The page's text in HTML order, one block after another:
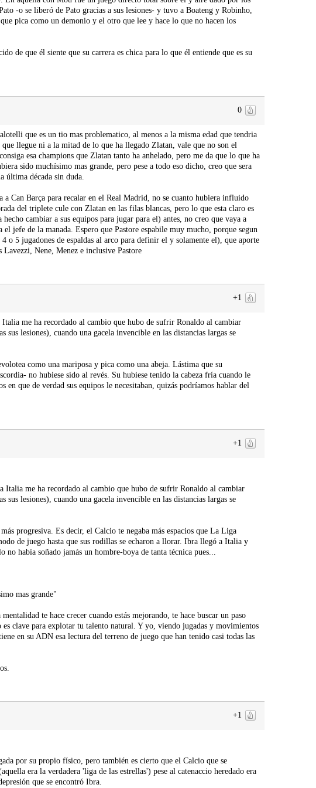
-o se liberó de Pato gracias a sus lesiones- y tuvo a Boateng y Robinho,
pica como un demonio y el otro que lee y hace lo que no hacen los
de que él siente que su carrera es chica para lo que él entiende que es su
0
que es un tio mas problematico, al menos a la misma edad que tendria
llegue ni a la mitad de lo que ha llegado Zlatan, vale que no son el
esa champions que Zlatan tanto ha anhelado, pero me da que lo que ha
sido muchísimo mas grande, pero pese a todo eso dicho, creo que sera
última década sin duda.
a Can Barça para recalar en el Real Madrid, no se cuanto hubiera influido
del triplete cule con Zlatan en las filas blancas, pero lo que esta claro es
cambiar a sus equipos para jugar para el) antes, no creo que vaya a
jefe de la manada. Espero que Pastore espabile muy mucho, porque segun
o 5 jugadones de espaldas al arco para definir el y solamente el), que aporte
Nene, Menez e inclusive Pastore
+1
me ha recordado al cambio que hubo de sufrir Ronaldo al cambiar
lesiones), cuando una gacela invencible en las distancias largas se
como una mariposa y pica como una abeja. Lástima que su
no hubiese sido al revés. Su hubiese tenido la cabeza fría cuando le
en que de verdad sus equipos le necesitaban, quizás podríamos hablar del
+1
Italia me ha recordado al cambio que hubo de sufrir Ronaldo al cambiar
lesiones), cuando una gacela invencible en las distancias largas se
progresiva. Es decir, el Calcio te negaba más espacios que La Liga
de juego hasta que sus rodillas se echaron a llorar. Ibra llegó a Italia y
había soñado jamás un hombre-boya de tanta técnica pues...
mas grande"
mentalidad te hace crecer cuando estás mejorando, te hace buscar un paso
es clave para explotar tu talento natural. Y yo, viendo jugadas y movimientos
en su ADN esa lectura del terreno de juego que han tenido casi todas las
+1
por su propio físico, pero también es cierto que el Calcio que se
era la verdadera 'liga de las estrellas') pese al catenaccio heredado era
que se encontró Ibra.